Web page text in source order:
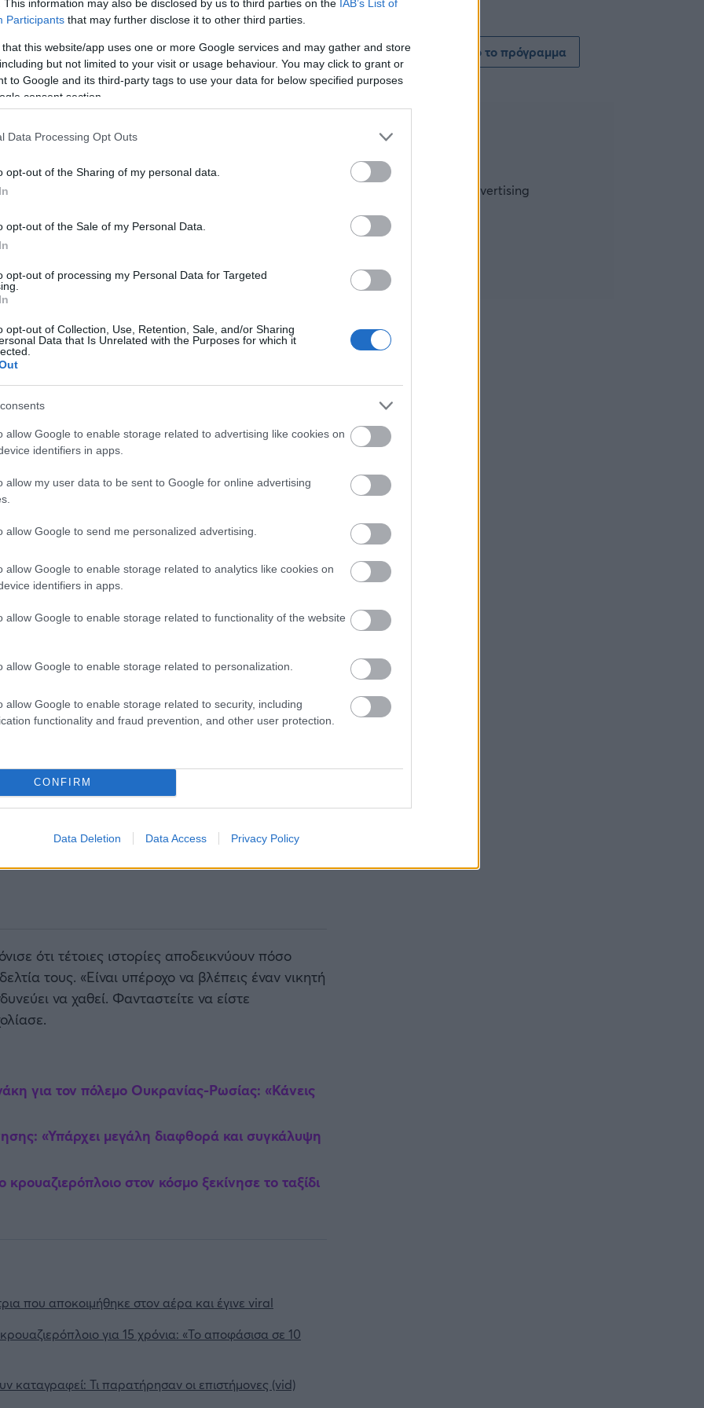
This information may also be disclosed by us to third parties on the IAB’s List of
Participants that may further disclose it to other third parties.
that this website/app uses one or more Google services and may gather and store
but not limited to your visit or usage behaviour. You may click to grant or
to Google and its third-party tags to use your data for below specified purposes
consent section.
Data Processing Opt Outs
opt-out of the Sharing of my personal data.
opt-out of the Sale of my Personal Data.
opt-out of processing my Personal Data for Targeted
opt-out of Collection, Use, Retention, Sale, and/or Sharing
Data that Is Unrelated with the Purposes for which it
allow Google to enable storage related to advertising like cookies on
identifiers in apps.
allow my user data to be sent to Google for online advertising
allow Google to send me personalized advertising.
allow Google to enable storage related to analytics like cookies on
identifiers in apps.
allow Google to enable storage related to functionality of the website
allow Google to enable storage related to personalization.
allow Google to enable storage related to security, including
functionality and fraud prevention, and other user protection.
CONFIRM
Data Deletion Data Access Privacy Policy
χαρτιά που καταλήγουν σε συρτάρια και
άνδρα, το χαρτάκι που είχε
νέα ζωή.
έψαχνε απλώς για το ληγμένο διαβατήριό του
Η έκπληξη ήταν τεράστια: το δελτίο είχε
είχε πραγματοποιηθεί τον Δεκέμβριο.
είχε λήξει και έτσι κατάφερε να
ότι «τα χρήματα δεν φέρνουν από μόνα τους την
«Τώρα μπορώ σίγουρα να υποβάλω
ότι τέτοιες ιστορίες αποδεικνύουν πόσο
τους. «Είναι υπέροχο να βλέπεις έναν νικητή
να χαθεί. Φανταστείτε να είστε
για τον πόλεμο Ουκρανίας-Ρωσίας: «Κάνεις
«Υπάρχει μεγάλη διαφθορά και συγκάλυψη
στον κόσμο ξεκίνησε το ταξίδι
που αποκοιμήθηκε στον αέρα και έγινε viral
για 15 χρόνια: «Το αποφάσισα σε 10
καταγραφεί: Τι παρατήρησαν οι επιστήμονες (vid)
Δείτε όλο το πρόγραμμα